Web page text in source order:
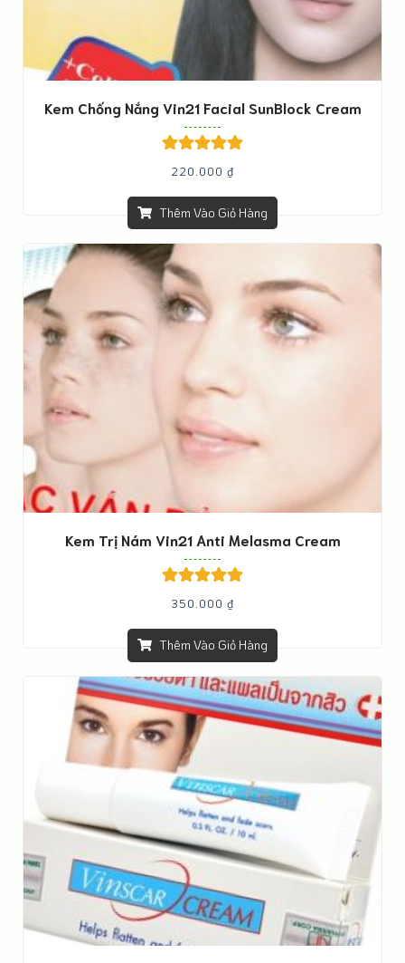
Kem Chống Nắng Vin21 Facial SunBlock Cream
Được xếp
hạng 5.005
sao
220.000 ₫
Thêm Vào Giỏ Hàng
Kem Trị Nám Vin21 Anti Melasma Cream
Được xếp
hạng 5.005
sao
350.000 ₫
Thêm Vào Giỏ Hàng